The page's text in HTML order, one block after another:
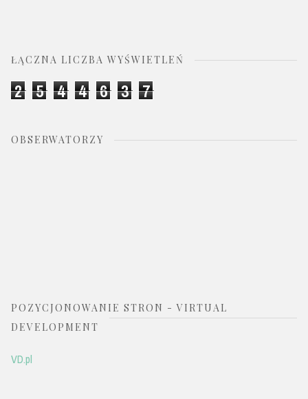
ŁĄCZNA LICZBA WYŚWIETLEŃ
2 5 4 4 6 3 7
OBSERWATORZY
POZYCJONOWANIE STRON - VIRTUAL
DEVELOPMENT
VD.pl